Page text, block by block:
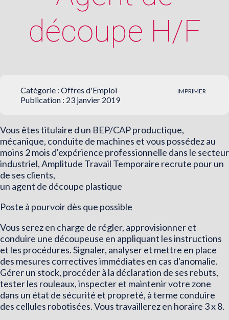
découpe H/F
IMPRIMER
Catégorie : Offres d'Emploi
Publication : 23 janvier 2019
Vous êtes titulaire d un BEP/CAP productique,
mécanique, conduite de machines et vous possédez au
moins 2 mois d'expérience professionnelle dans le secteur
industriel, Amplitude Travail Temporaire recrute pour un
de ses clients,
un agent de découpe plastique
Poste à pourvoir dès que possible
Vous serez en charge de régler, approvisionner et
conduire une découpeuse en appliquant les instructions
et les procédures. Signaler, analyser et mettre en place
des mesures correctives immédiates en cas d'anomalie.
Gérer un stock, procéder à la déclaration de ses rebuts,
tester les rouleaux, inspecter et maintenir votre zone
dans un état de sécurité et propreté, à terme conduire
des cellules robotisées. Vous travaillerez en horaire 3 x 8.